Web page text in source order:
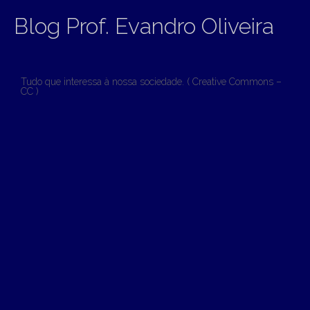
Blog Prof. Evandro Oliveira
Tudo que interessa à nossa sociedade. ( Creative Commons –
CC )